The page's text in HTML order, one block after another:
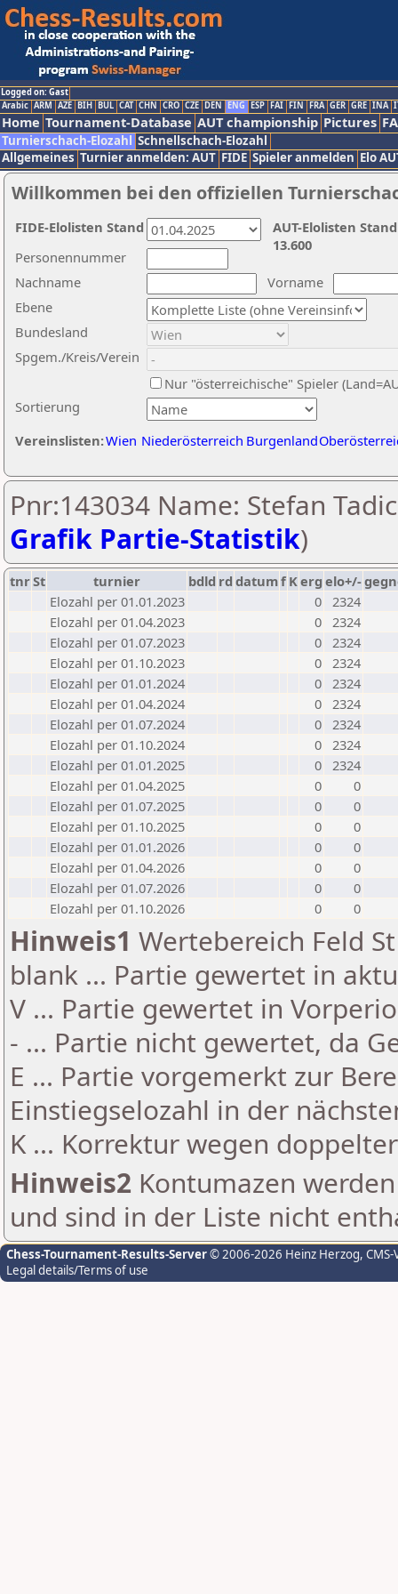
Logged on: Gast
Arabic ARM AZE BIH BUL CAT CHN CRO CZE DEN ENG ESP FAI FIN FRA GER GRE INA
Home Tournament-Database AUT championship Pictures
Turnierschach-Elozahl Schnellschach-Elozahl
Allgemeines Turnier anmelden: AUT FIDE Spieler anmelden Elo
Willkommen bei den offiziellen
Nachname
Vorname
Ebene
Sortierung
Personennummer
Bundesland
Spgem./Kreis/Verein
Nur "österreichische" Spieler
Vereinslisten:Wien Niederösterreich Burgenland
AUT-Elolisten
13.600
FIDE-Elolisten Stand
Pnr:143034 Name: Stefan
Grafik Partie-Statistik)
tnrSt turnier bdld rd datumf Kerg elo+/-
Elozahl per 01.01.2023
0 2324
Elozahl per 01.04.2023
0 2324
Elozahl per 01.07.2023
0 2324
Elozahl per 01.10.2023
0 2324
Elozahl per 01.01.2024
0 2324
Elozahl per 01.04.2024
0 2324
Elozahl per 01.07.2024
0 2324
Elozahl per 01.10.2024
0 2324
Elozahl per 01.01.2025
0 2324
Elozahl per 01.04.2025
0
0
Elozahl per 01.07.2025
0
0
Elozahl per 01.10.2025
0
0
Elozahl per 01.01.2026
0
0
Elozahl per 01.04.2026
0
0
Elozahl per 01.07.2026
0
0
Elozahl per 01.10.2026
0 0
Hinweis1 Wertebereich Feld
blank ... Partie gewertet in
V ... Partie gewertet in
- ... Partie nicht gewertet, da
E ... Partie vorgemerkt zur
Einstiegselozahl in der
K ... Korrektur wegen
Hinweis2 Kontumazen
und sind in der Liste nicht
Chess-Tournament-Results-Server© 2006-2026 Heinz Herzog,
Legal details/Terms of use